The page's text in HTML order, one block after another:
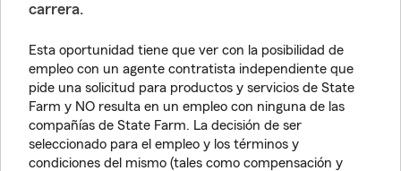
carrera.
Esta oportunidad tiene que ver con la posibilidad de
empleo con un agente contratista independiente que
pide una solicitud para productos y servicios de State
Farm y NO resulta en un empleo con ninguna de las
compañías de State Farm. La decisión de ser
seleccionado para el empleo y los términos y
condiciones del mismo (tales como compensación y